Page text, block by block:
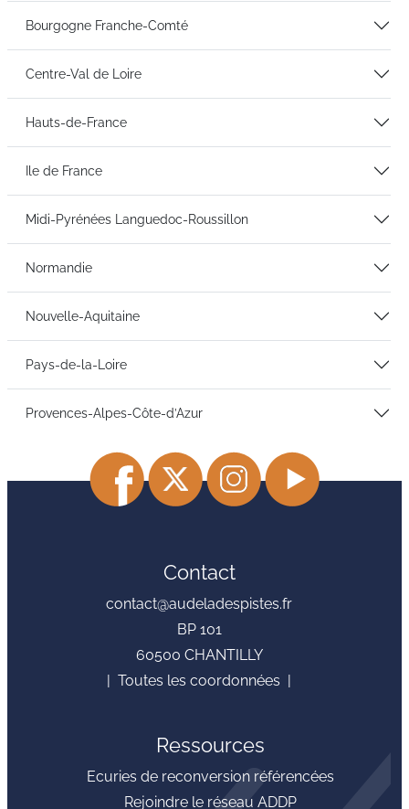
Bourgogne Franche-Comté
Centre-Val de Loire
Hauts-de-France
Ile de France
Midi-Pyrénées Languedoc-Roussillon
Normandie
Nouvelle-Aquitaine
Pays-de-la-Loire
Provences-Alpes-Côte-d’Azur
Contact
contact@audeladespistes.fr
BP 101
60500 CHANTILLY
| Toutes les coordonnées |
Ressources
Ecuries de reconversion référencées
Rejoindre le réseau ADDP